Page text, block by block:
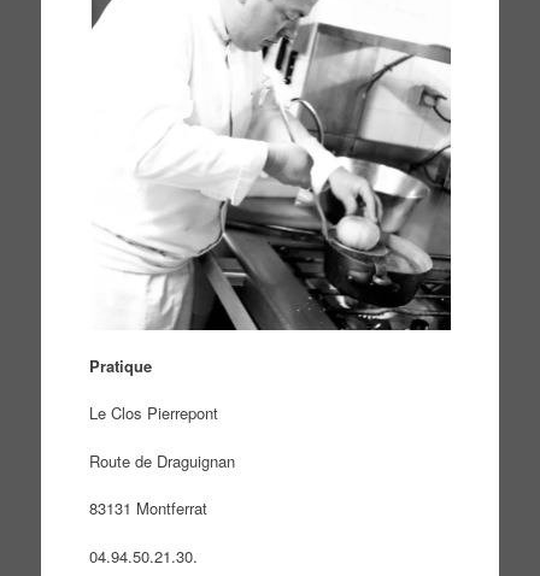
Pratique
Le Clos Pierrepont
Route de Draguignan
83131 Montferrat
04.94.50.21.30.